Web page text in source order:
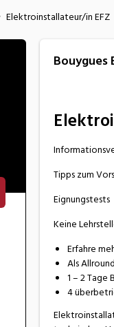
Elektroinstallateur/in EFZ
Bouygues
Tipps zum
Eignungstests
Keine
Erfahre
Als
1 – 2 Tage
4